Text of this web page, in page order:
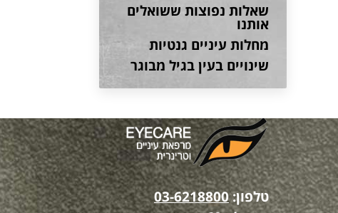
שאלות נפוצות ששואלים
אותנו
מחלות עיניים גנטיות
שינויים בעין בגיל מבוגר
טלפון:03-6218800